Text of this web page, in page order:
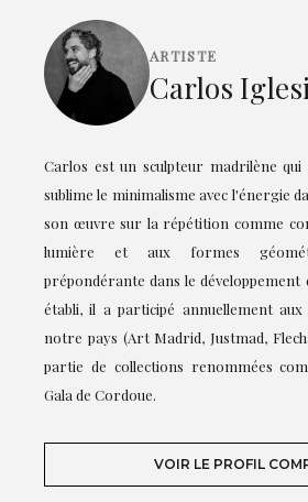
ARTISTE
Carlos
Carlos est un sculpteur madrilène qui
sublime le minimalisme avec l'énergie
son œuvre sur la répétition comme
lumière et aux formes
prépondérante dans le
établi, il a participé annuellement
notre pays (Art Madrid, Justmad,
partie de collections renommées
Gala de Cordoue.
VOIR LE PROFIL